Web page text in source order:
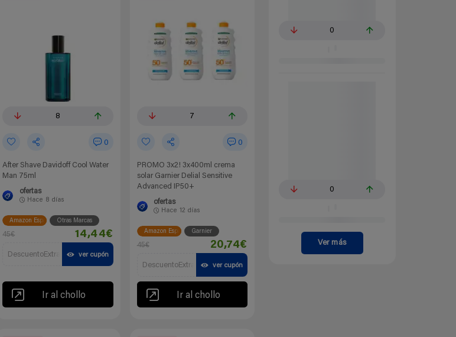
8
0
After Shave Davidoff Cool Water
Man 75ml
ofertas
Hace 8 días
Amazon España Otras Marcas
45€ 14,44€
DescuentoExtra ver cupón
Ir al chollo
7
0
PROMO 3x2! 3x400ml crema
solar Garnier Delial Sensitive
Advanced IP50+
ofertas
Hace 12 días
Amazon España Garnier
45€ 20,74€
DescuentoExtra ver cupón
Ir al chollo
0
0
Ver más